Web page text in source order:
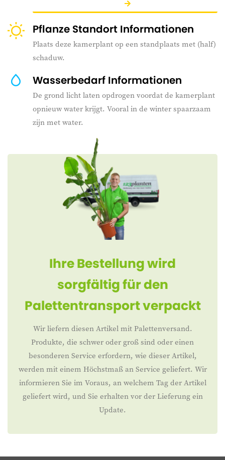
Pflanze Standort Informationen
Plaats deze kamerplant op een standplaats met (half)
schaduw.
Wasserbedarf Informationen
De grond licht laten opdrogen voordat de kamerplant
opnieuw water krijgt. Vooral in de winter spaarzaam
zijn met water.
Ihre Bestellung wird
sorgfältig für den
Palettentransport verpackt
Wir liefern diesen Artikel mit Palettenversand.
Produkte, die schwer oder groß sind oder einen
besonderen Service erfordern, wie dieser Artikel,
werden mit einem Höchstmaß an Service geliefert. Wir
informieren Sie im Voraus, an welchem Tag der Artikel
geliefert wird, und Sie erhalten vor der Lieferung ein
Update.